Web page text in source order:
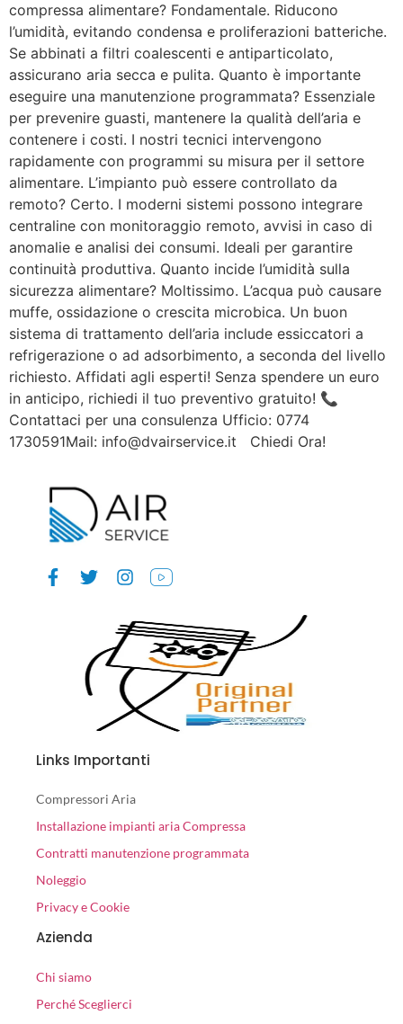
compressa alimentare? Fondamentale. Riducono
l’umidità, evitando condensa e proliferazioni batteriche.
Se abbinati a filtri coalescenti e antiparticolato,
assicurano aria secca e pulita. Quanto è importante
eseguire una manutenzione programmata? Essenziale
per prevenire guasti, mantenere la qualità dell’aria e
contenere i costi. I nostri tecnici intervengono
rapidamente con programmi su misura per il settore
alimentare. L’impianto può essere controllato da
remoto? Certo. I moderni sistemi possono integrare
centraline con monitoraggio remoto, avvisi in caso di
anomalie e analisi dei consumi. Ideali per garantire
continuità produttiva. Quanto incide l’umidità sulla
sicurezza alimentare? Moltissimo. L’acqua può causare
muffe, ossidazione o crescita microbica. Un buon
sistema di trattamento dell’aria include essiccatori a
refrigerazione o ad adsorbimento, a seconda del livello
richiesto. Affidati agli esperti! Senza spendere un euro
in anticipo, richiedi il tuo preventivo gratuito! 📞
Contattaci per una consulenza Ufficio: 0774
1730591Mail: info@dvairservice.it Chiedi Ora!
Links Importanti
Compressori Aria
Installazione impianti aria Compressa
Contratti manutenzione programmata
Noleggio
Privacy e Cookie
Azienda
Chi siamo
Perché Sceglierci